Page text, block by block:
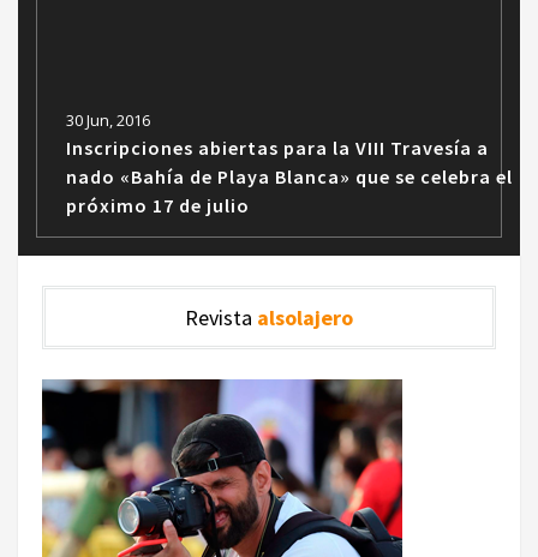
30 Jun, 2016
Inscripciones abiertas para la VIII Travesía a
nado «Bahía de Playa Blanca» que se celebra el
próximo 17 de julio
Revista alsolajero